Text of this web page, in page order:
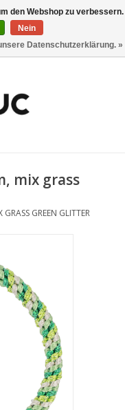
0 Artikel - CHF 0,00
mix grass
GREEN GLITTER
den Webshop zu verbessern.
Nein
Datenschutzerklärung. »